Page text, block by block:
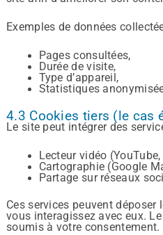
Exemples de données
Pages consultées,
Durée de visite,
Type d’appareil,
Statistiques
4.3 Cookies tiers (le cas
Le site peut intégrer des
Lecteur vidéo
Cartographie (Google
Partage sur réseaux
Ces services peuvent
vous interagissez avec eux.
soumis à votre consentement.